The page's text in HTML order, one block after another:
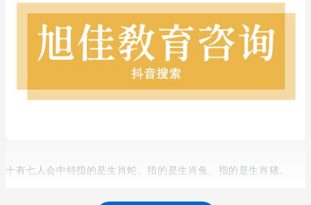
十有七人会中特指的是生肖蛇、指的是生肖兔、指的是生肖猪。